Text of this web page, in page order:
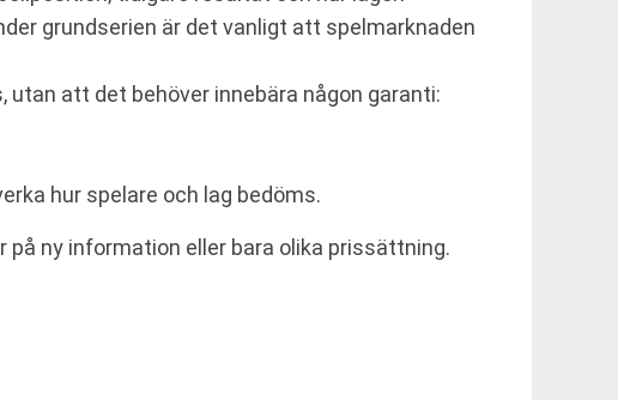
grundserien är det vanligt att spelmarknaden
att det behöver innebära någon garanti:
hur spelare och lag bedöms.
ny information eller bara olika prissättning.